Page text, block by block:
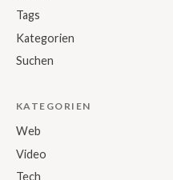
Tags
Kategorien
Suchen
KATEGORIEN
Web
Video
Tech